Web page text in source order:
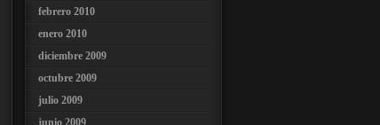
febrero 2010
enero 2010
diciembre 2009
octubre 2009
julio 2009
junio 2009